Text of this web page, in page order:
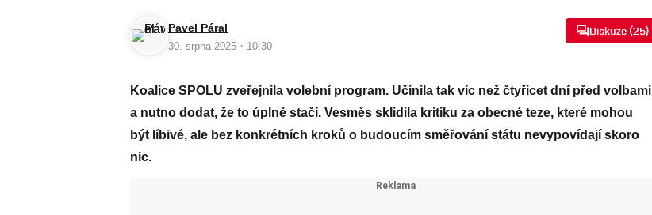
Pavel Páral
30. srpna 2025 · 10:30
Diskuze (25)
Koalice SPOLU zveřejnila volební program. Učinila tak víc než čtyřicet dní před volbami
a nutno dodat, že to úplně stačí. Vesměs sklidila kritiku za obecné teze, které mohou
být líbivé, ale bez konkrétních kroků o budoucím směřování státu nevypovídají skoro
nic.